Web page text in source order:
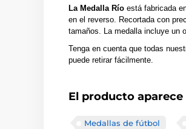
La Medalla Río está fabricada
en el reverso. Recortada con
tamaños. La medalla incluye un
Tenga en cuenta que todas
puede retirar fácilmente.
El producto
Medallas de fútbol